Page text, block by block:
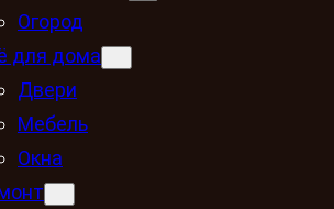
Огород
для дома
Двери
Мебель
Окна